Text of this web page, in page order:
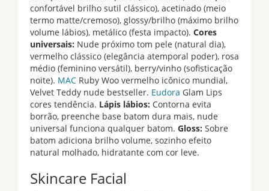
confortável brilho sutil clássico), acetinado (meio
termo matte/cremoso), glossy/brilho (máximo brilho
volume lábios), metálico (festa impacto). Cores
universais: Nude próximo tom pele (natural dia),
vermelho clássico (elegância atemporal poder), rosa
médio (feminino versátil), berry/vinho (sofisticação
noite). MAC Ruby Woo vermelho icônico mundial,
Velvet Teddy nude bestseller. Eudora Glam Lips
cores tendência. Lápis lábios: Contorna evita
borrão, preenche base batom dura mais, nude
universal funciona qualquer batom. Gloss: Sobre
batom adiciona brilho volume, sozinho efeito
natural molhado, hidratante com cor leve.
Skincare Facial